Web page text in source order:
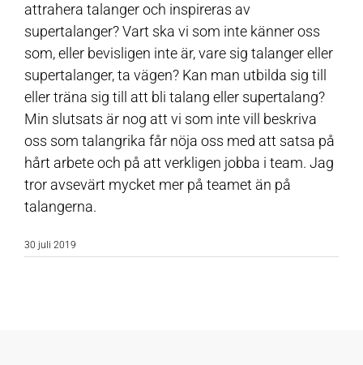
attrahera talanger och inspireras av
supertalanger? Vart ska vi som inte känner oss
som, eller bevisligen inte är, vare sig talanger eller
supertalanger, ta vägen? Kan man utbilda sig till
eller träna sig till att bli talang eller supertalang?
Min slutsats är nog att vi som inte vill beskriva
oss som talangrika får nöja oss med att satsa på
hårt arbete och på att verkligen jobba i team. Jag
tror avsevärt mycket mer på teamet än på
talangerna.
30 juli 2019